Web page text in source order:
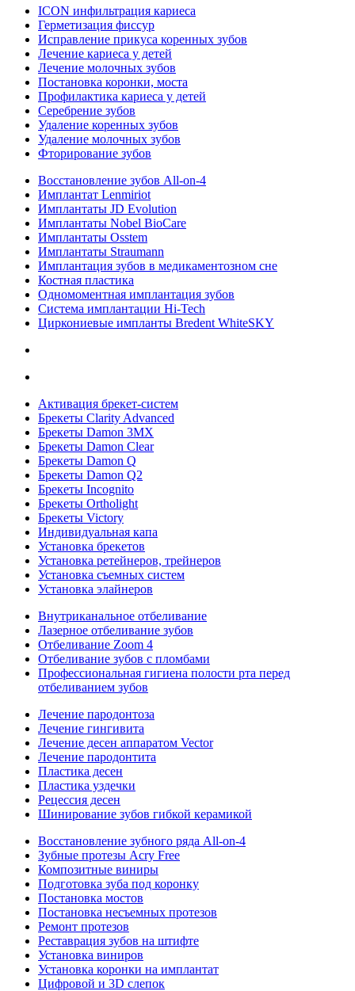
ICON инфильтрация кариеса
Герметизация фиссур
Исправление прикуса коренных зубов
Лечение кариеса у детей
Лечение молочных зубов
Постановка коронки, моста
Профилактика кариеса у детей
Серебрение зубов
Удаление коренных зубов
Удаление молочных зубов
Фторирование зубов
Восстановление зубов All‑on‑4
Имплантат Lenmiriot
Имплантаты JD Evolution
Имплантаты Nobel BioСare
Имплантаты Osstem
Имплантаты Straumann
Имплантация зубов в медикаментозном сне
Костная пластика
Одномоментная имплантация зубов
Система имплантации Hi-Tech
Циркониевые импланты Bredent WhiteSKY
Активация брекет-систем
Брекеты Clarity Advanced
Брекеты Damon 3MX
Брекеты Damon Clear
Брекеты Damon Q
Брекеты Damon Q2
Брекеты Incognito
Брекеты Ortholight
Брекеты Victory
Индивидуальная капа
Установка брекетов
Установка ретейнеров, трейнеров
Установка съемных систем
Установка элайнеров
Внутриканальное отбеливание
Лазерное отбеливание зубов
Отбеливание Zoom 4
Отбеливание зубов с пломбами
Профессиональная гигиена полости рта перед
отбеливанием зубов
Лечение пародонтоза
Лечение гингивита
Лечение десен аппаратом Vector
Лечение пародонтита
Пластика десен
Пластика уздечки
Рецессия десен
Шинирование зубов гибкой керамикой
Восстановление зубного ряда All‑on‑4
Зубные протезы Acry Free
Композитные виниры
Подготовка зуба под коронку
Постановка мостов
Постановка несъемных протезов
Ремонт протезов
Реставрация зубов на штифте
Установка виниров
Установка коронки на имплантат
Цифровой и 3D слепок